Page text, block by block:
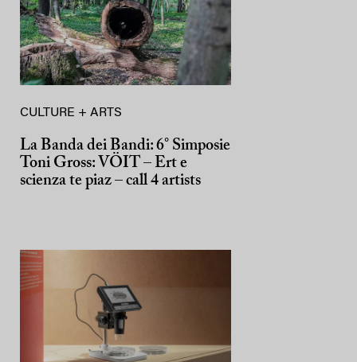
CULTURE + ARTS
La Banda dei Bandi: 6° Simposie
Toni Gross: VÖIT – Ert e
scienza te piaz – call 4 artists